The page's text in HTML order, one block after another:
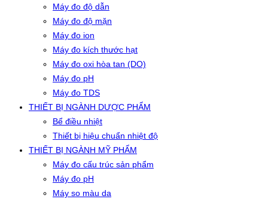
Máy đo độ dẫn
Máy đo độ mặn
Máy đo ion
Máy đo kích thước hạt
Máy đo oxi hòa tan (DO)
Máy đo pH
Máy đo TDS
THIẾT BỊ NGÀNH DƯỢC PHẨM
Bể điều nhiệt
Thiết bị hiệu chuẩn nhiệt độ
THIẾT BỊ NGÀNH MỸ PHẨM
Máy đo cấu trúc sản phẩm
Máy đo pH
Máy so màu da